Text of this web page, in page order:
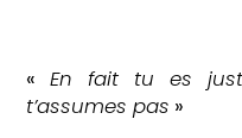
«En fait tu es
t’assumes pas »